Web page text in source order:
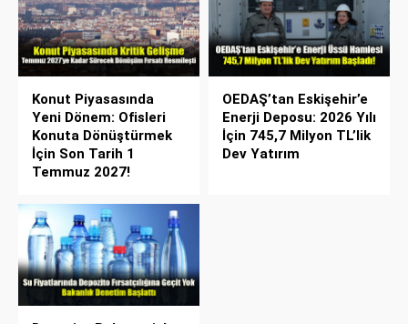
Konut Piyasasında
Yeni Dönem: Ofisleri
Konuta Dönüştürmek
İçin Son Tarih 1
Temmuz 2027!
OEDAŞ’tan Eskişehir’e
Enerji Deposu: 2026 Yılı
İçin 745,7 Milyon TL’lik
Dev Yatırım